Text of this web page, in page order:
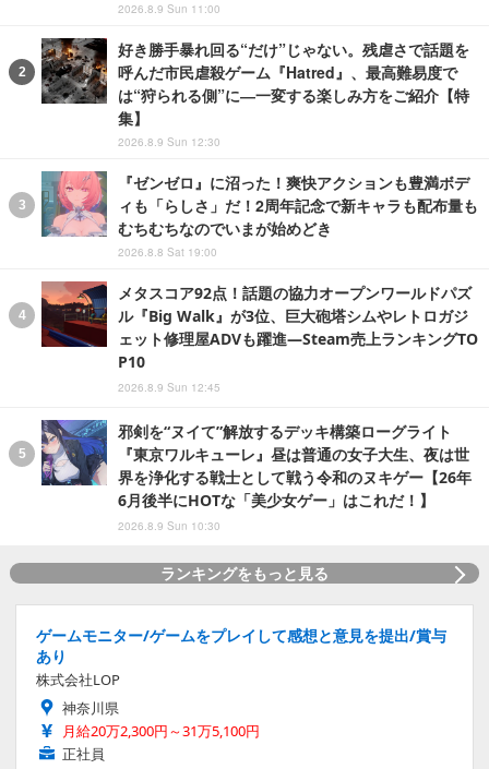
2026.8.9 Sun 11:00
好き勝手暴れ回る“だけ”じゃない。残虐さで話題を
呼んだ市民虐殺ゲーム『Hatred』、最高難易度で
は“狩られる側”に―一変する楽しみ方をご紹介【特
集】
2026.8.9 Sun 12:30
『ゼンゼロ』に沼った！爽快アクションも豊満ボデ
ィも「らしさ」だ！2周年記念で新キャラも配布量も
むちむちなのでいまが始めどき
2026.8.8 Sat 19:00
メタスコア92点！話題の協力オープンワールドパズ
ル『Big Walk』が3位、巨大砲塔シムやレトロガジ
ェット修理屋ADVも躍進―Steam売上ランキングTO
P10
2026.8.9 Sun 12:45
邪剣を“ヌイて”解放するデッキ構築ローグライト
『東京ワルキューレ』昼は普通の女子大生、夜は世
界を浄化する戦士として戦う令和のヌキゲー【26年
6月後半にHOTな「美少女ゲー」はこれだ！】
2026.8.9 Sun 10:30
ランキングをもっと見る
ゲームモニター/ゲームをプレイして感想と意見を提出/賞与
あり
株式会社LOP
神奈川県
月給20万2,300円～31万5,100円
正社員